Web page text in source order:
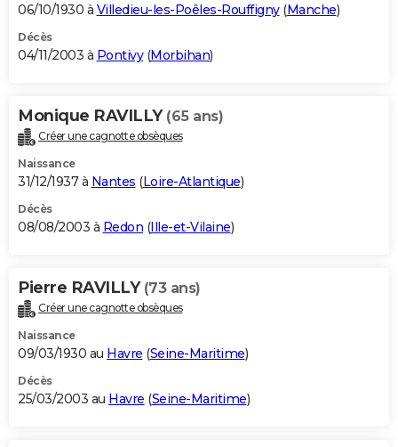
06/10/1930 à Villedieu-les-Poêles-Rouffigny(Manche)
Décès
04/11/2003 à Pontivy(Morbihan)
Monique RAVILLY (65 ans)
Créer une cagnotte obsèques
Naissance
31/12/1937 à Nantes (Loire-Atlantique)
Décès
08/08/2003 à Redon (Ille-et-Vilaine)
Pierre RAVILLY (73 ans)
Créer une cagnotte obsèques
Naissance
09/03/1930 au Havre (Seine-Maritime)
Décès
25/03/2003 au Havre (Seine-Maritime)